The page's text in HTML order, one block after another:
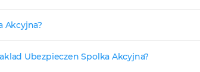
Akcyjna?
Ubezpieczen Spolka Akcyjna?